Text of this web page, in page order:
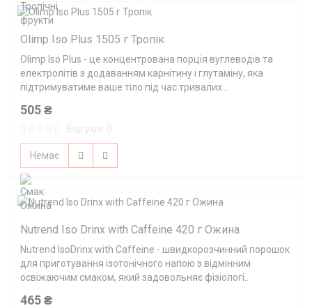
Olimp Iso Plus 1505 г Тропік
Olimp Iso Plus - це концентрована порція вуглеводів та
електролітів з додаванням карнітину і глутаміну, яка
підтримуватиме ваше тіло під час тривалих ..
505 ₴
Відгуків: 0
Немає
Nutrend Iso Drinx with Caffeine 420 г Ожина
Nutrend IsoDrinx with Caffeine - швидкорозчинний порошок
для приготування ізотонічного напою з відмінним
освіжаючим смаком, який задовольняє фізіологі..
465 ₴